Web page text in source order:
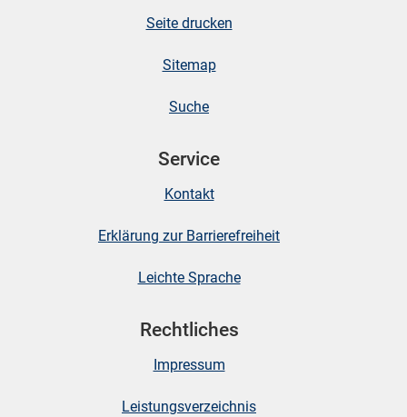
Seite drucken
Sitemap
Suche
Service
Kontakt
Erklärung zur Barrierefreiheit
Leichte Sprache
Rechtliches
Impressum
Leistungsverzeichnis